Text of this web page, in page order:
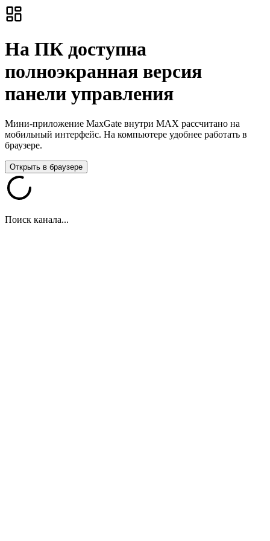
На ПК доступна
полноэкранная версия
панели управления
Мини-приложение MaxGate внутри MAX рассчитано на
мобильный интерфейс. На компьютере удобнее работать в
браузере.
Открыть в браузере
Поиск канала...